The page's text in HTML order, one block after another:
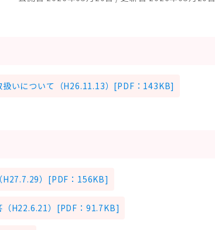
いについて（H26.11.13）[PDF：143KB]
H27.7.29）[PDF：156KB]
（H22.6.21）[PDF：91.7KB]